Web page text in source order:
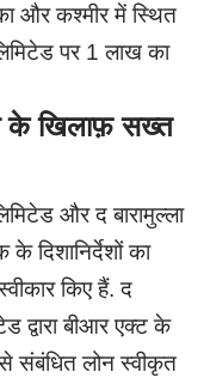
और कश्मीर में स्थित
पर 1 लाख का
के खिलाफ़ सख्त
और द बारामुल्ला
दिशानिर्देशों का
किए हैं. द
द्वारा बीआर एक्ट के
संबंधित लोन स्वीकृत